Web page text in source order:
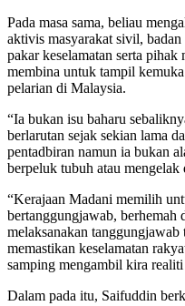
Pada masa sama, beliau
aktivis masyarakat sivil,
pakar keselamatan serta
membina untuk tampil
pelarian di Malaysia.
“Ia bukan isu baharu
berlarutan sejak sekian lama
pentadbiran namun ia bukan
berpeluk tubuh atau mengelak
“Kerajaan Madani memilih
bertanggungjawab, berhemah
melaksanakan tanggungjawab
memastikan keselamatan
samping mengambil kira
Dalam pada itu, Saifuddin